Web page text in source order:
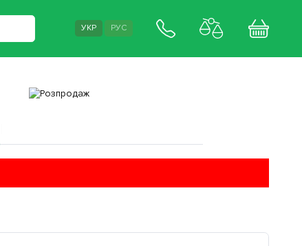
УКР РУС